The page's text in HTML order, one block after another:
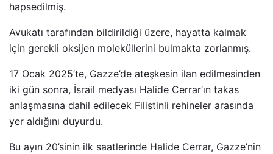
hapsedilmiş.
Avukatı tarafından bildirildiği üzere, hayatta kalmak
için gerekli oksijen moleküllerini bulmakta zorlanmış.
17 Ocak 2025’te, Gazze’de ateşkesin ilan edilmesinden
iki gün sonra, İsrail medyası Halide Cerrar’ın takas
anlaşmasına dahil edilecek Filistinli rehineler arasında
yer aldığını duyurdu.
Bu ayın 20’sinin ilk saatlerinde Halide Cerrar, Gazze’nin